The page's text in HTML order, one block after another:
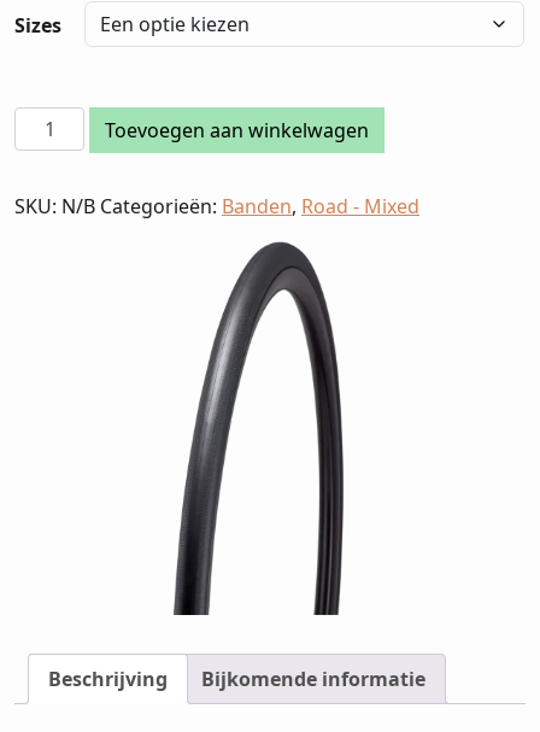
Sizes
Turbo
Pro
aantal
Toevoegen aan winkelwagen
SKU: N/B Categorieën: Banden, Road - Mixed
Beschrijving Bijkomende informatie